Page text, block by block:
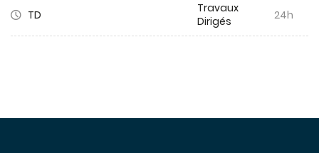
TD
Travaux
Dirigés
24h